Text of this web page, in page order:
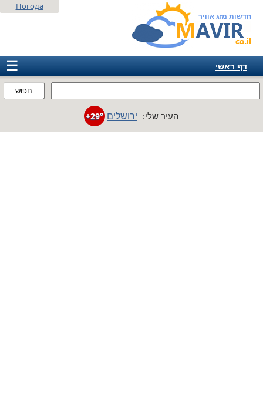
חדשות מזג אוויר
חפוש
Погода
☰
דף ראשי
אמריקה
העיר שלי: ירושלים +29°